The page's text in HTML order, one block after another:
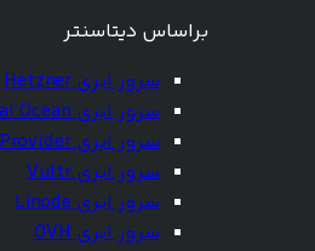
براساس دیتاسنتر
سرور ابری Hetzner
سرور ابری Digital Ocean
سرور ابری One Provider
سرور ابری Vultr
سرور ابری Linode
سرور ابری OVH